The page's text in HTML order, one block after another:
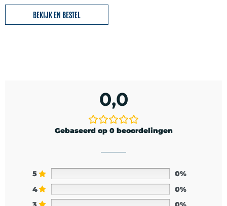
BEKIJK EN BESTEL
0,0
Gebaseerd op 0 beoordelingen
5
0%
4
0%